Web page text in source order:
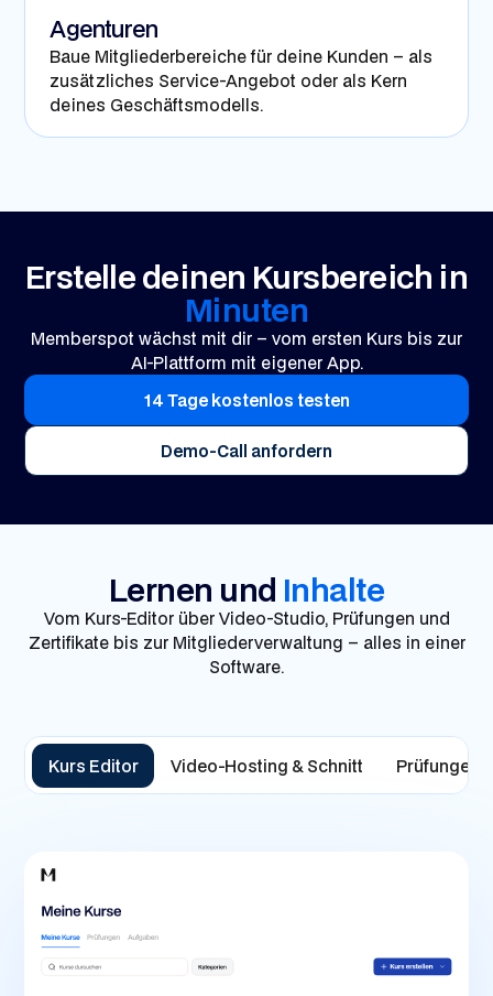
Agenturen
Baue Mitgliederbereiche für deine Kunden – als
zusätzliches Service-Angebot oder als Kern
deines Geschäftsmodells.
Erstelle deinen Kursbereich in
Minuten
Memberspot wächst mit dir – vom ersten Kurs bis zur
AI-Plattform mit eigener App.
14 Tage kostenlos testen
Demo-Call anfordern
Lernen und Inhalte
Vom Kurs-Editor über Video-Studio, Prüfungen und
Zertifikate bis zur Mitgliederverwaltung – alles in einer
Software.
Kurs Editor Video-Hosting & Schnitt Prüfungen